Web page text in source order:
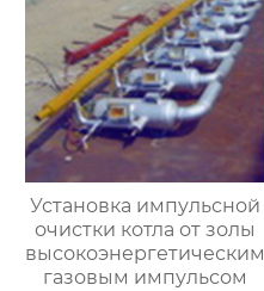
Установка импульсной
очистки котла от золы
высокоэнергетическим
газовым импульсом